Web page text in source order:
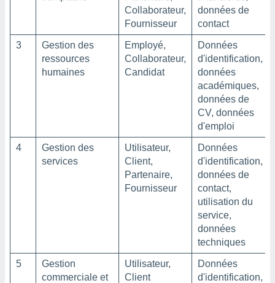
Collaborateur,
Fournisseur
données de
contact
3
Gestion des
ressources
humaines
Employé,
Collaborateur,
Candidat
Données
d'identification,
données
académiques,
données de
CV, données
d'emploi
4
Gestion des
services
Utilisateur,
Client,
Partenaire,
Fournisseur
Données
d'identification,
données de
contact,
utilisation du
service,
données
techniques
5
Gestion
commerciale et
Utilisateur,
Client
Données
d'identification,